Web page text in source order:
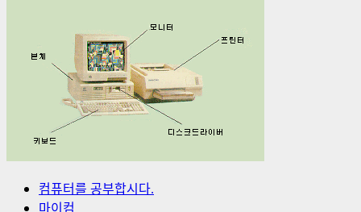
컴퓨터를 공부합시다.
마이컴